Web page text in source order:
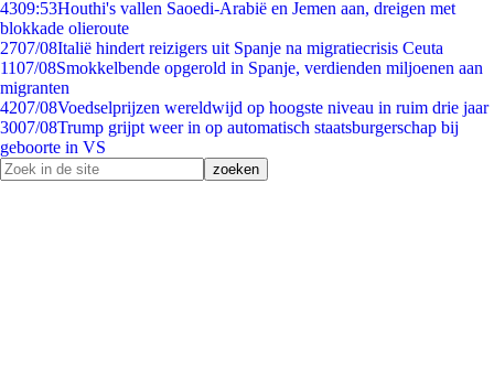
4309:53Houthi's vallen Saoedi-Arabië en Jemen aan, dreigen met
blokkade olieroute
2707/08Italië hindert reizigers uit Spanje na migratiecrisis Ceuta
1107/08Smokkelbende opgerold in Spanje, verdienden miljoenen aan
migranten
4207/08Voedselprijzen wereldwijd op hoogste niveau in ruim drie jaar
3007/08Trump grijpt weer in op automatisch staatsburgerschap bij
geboorte in VS